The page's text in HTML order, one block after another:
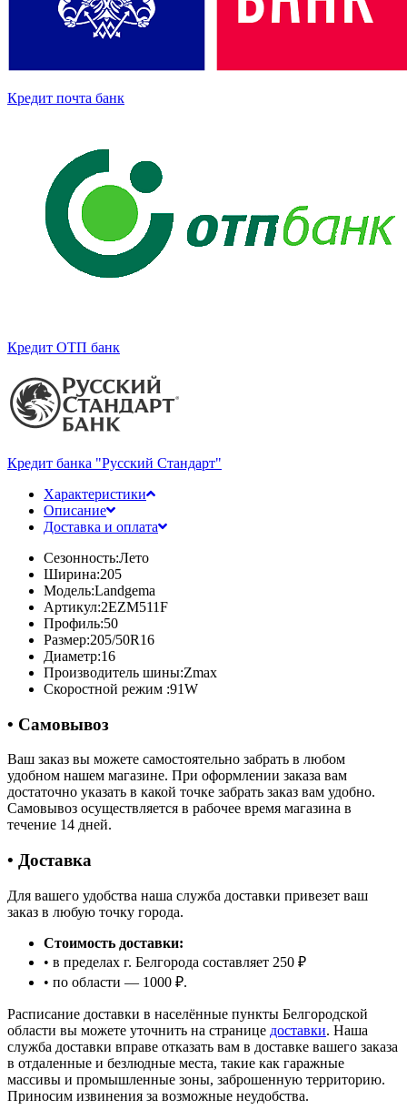
Кредит почта банк
Кредит ОТП банк
Кредит банка "Русский Стандарт"
Характеристики
Описание
Доставка и оплата
Сезонность:Лето
Ширина:205
Модель:Landgema
Артикул:2EZM511F
Профиль:50
Размер:205/50R16
Диаметр:16
Производитель шины:Zmax
Скоростной режим :91W
• Самовывоз
Ваш заказ вы можете самостоятельно забрать в любом
удобном нашем магазине. При оформлении заказа вам
достаточно указать в какой точке забрать заказ вам удобно.
Самовывоз осуществляется в рабочее время магазина в
течение 14 дней.
• Доставка
Для вашего удобства наша служба доставки привезет ваш
заказ в любую точку города.
Стоимость доставки:
• в пределах г. Белгорода составляет 250 ₽
• по области — 1000 ₽.
Расписание доставки в населённые пункты Белгородской
области вы можете уточнить на странице доставки. Наша
служба доставки вправе отказать вам в доставке вашего заказа
в отдаленные и безлюдные места, такие как гаражные
массивы и промышленные зоны, заброшенную территорию.
Приносим извинения за возможные неудобства.